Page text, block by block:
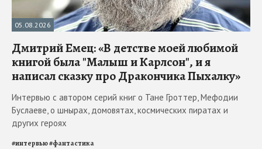
05.08.2026
Дмитрий Емец: «В детстве моей любимой
книгой была "Малыш и Карлсон", и я
написал сказку про Дракончика Пыхалку»
Интервью с автором серий книг о Тане Гроттер, Мефодии
Буслаеве, о шнырах, домовятах, космических пиратах и
других героях
#интервью#фантастика